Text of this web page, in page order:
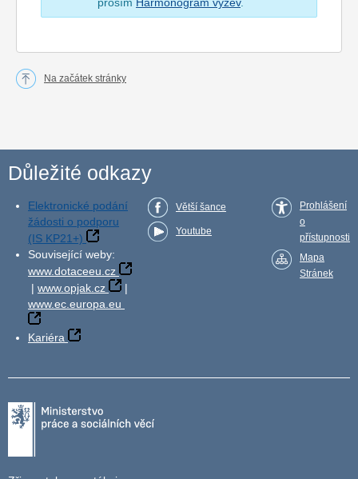
Na začátek stránky
Důležité odkazy
Elektronické podání
žádosti o podporu
(IS KP21+)
Související weby:
www.dotaceeu.cz
| www.opjak.cz
|
www.ec.europa.eu
Kariéra
Větší šance
Youtube
Prohlášení
o
přístupnosti
Mapa
Stránek